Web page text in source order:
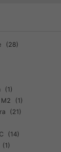
(28)
(1)
(1)
(21)
(14)
(1)